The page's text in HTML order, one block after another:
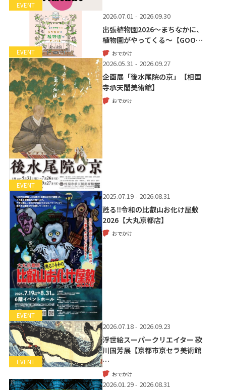
EVENT
EVENT
2026.07.01 - 2026.09.30
出張植物園2026～まちなかに、
植物園がやってくる～【GOO…
おでかけ
EVENT
2026.05.31 - 2026.09.27
企画展「後水尾院の京」【相国
寺承天閣美術館】
おでかけ
EVENT
2025.07.19 - 2026.08.31
甦る‼令和の比叡山お化け屋敷
2026【大丸京都店】
おでかけ
EVENT
2026.07.18 - 2026.09.23
浮世絵スーパークリエイター 歌
川国芳展【京都市京セラ美術館
…
おでかけ
2026.01.29 - 2026.08.31